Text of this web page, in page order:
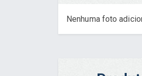
Nenhuma foto